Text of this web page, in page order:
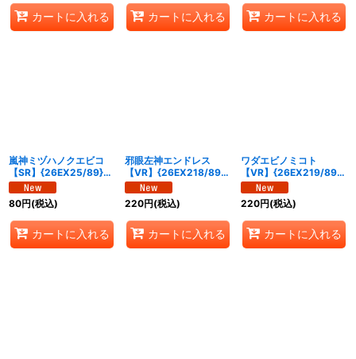
カートに入れる カートに入れる カートに入れる
嵐神ミヅハノクエビコ
【SR】{26EX25/89}
《水》
80円(税込)
カートに入れる
邪眼左神エンドレス
【VR】{26EX218/89}
《水》
220円(税込)
カートに入れる
ワダエビノミコト
【VR】{26EX219/89}
《水》
220円(税込)
カートに入れる